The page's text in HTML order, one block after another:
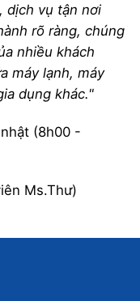
dịch vụ tận nơi
rõ ràng, chúng
nhiều khách
máy lạnh, máy
dụng khác."
(8h00 -
Ms.Thư)